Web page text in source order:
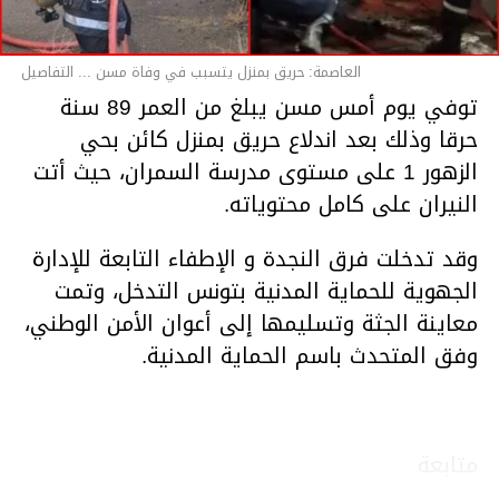
العاصمة: حريق بمنزل يتسبب في وفاة مسن ... التفاصيل
توفي يوم أمس مسن يبلغ من العمر 89 سنة
حرقا وذلك بعد اندلاع حريق بمنزل كائن بحي
الزهور 1 على مستوى مدرسة السمران، حيث أتت
النيران على كامل محتوياته.
وقد تدخلت فرق النجدة و الإطفاء التابعة للإدارة
الجهوية للحماية المدنية بتونس التدخل، وتمت
معاينة الجثة وتسليمها إلى أعوان الأمن الوطني،
وفق المتحدث باسم الحماية المدنية.